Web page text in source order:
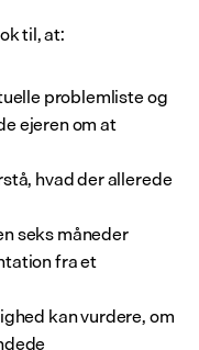
til, at:
problemliste og
ejeren om at
hvad der allerede
seks måneder
fra et
kan vurdere, om